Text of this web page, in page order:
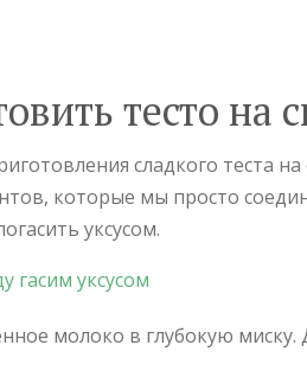
тесто
сладкого теста
которые мы просто
уксусом.
молоко в глубокую